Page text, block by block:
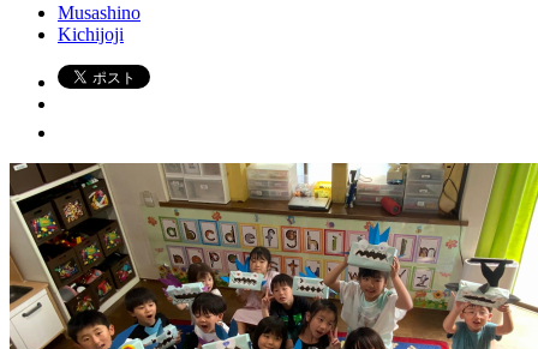
Musashino
Kichijoji